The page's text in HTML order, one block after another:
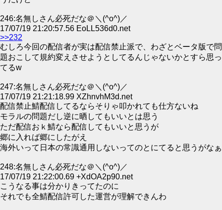
246:名無しさん必死だな＠＼(^o^)／
17/07/19 21:20:57.56 EoLL536d0.net
>>232
むしろ今回の配信者が実は配信禁止派で、わざとベータ版で問
題おこして規約変えさせようとしてるんじゃないかとすら思っ
てるw
247:名無しさん必死だな＠＼(^o^)／
17/07/19 21:21:18.99 XZhnvhM3d.net
配信禁止鯖配信してるならそりゃ叩かれても仕方ないね
モラルの問題だし逆に晒してもいいとは思う
ただ配信おｋ鯖なら配信してもいいと思うが
郷に入れば郷にしたがえ
海外いって日本の常識通用しないってのとにてると思うがなぁ
248:名無しさん必死だな＠＼(^o^)／
17/07/19 21:22:00.69 +XdOA2p90.net
こうなる事は分かりきってたのに
それでも全鯖配信許可した運営が理解できんわ